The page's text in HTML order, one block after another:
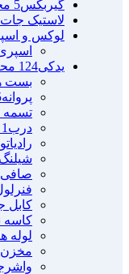
گیربکس5 محصول
لاستیک جات
لوکس و
یدکی124 محصول
بست
پروانه5
تسمه
درب 1 محصول
صافی
کابل
کاسه
لوله
مخزن